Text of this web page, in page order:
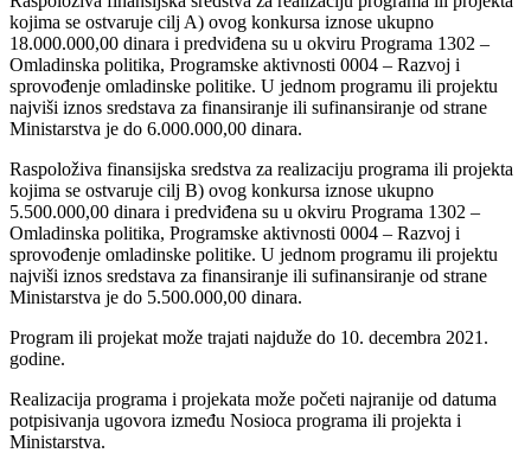
kojima se ostvaruje cilj A) ovog konkursa iznose ukupno
18.000.000,00 dinara i predviđena su u okviru Programa 1302 –
Omladinska politika, Programske aktivnosti 0004 – Razvoj i
sprovođenje omladinske politike. U jednom programu ili projektu
najviši iznos sredstava za finansiranje ili sufinansiranje od strane
Ministarstva je do 6.000.000,00 dinara.
Raspoloživa finansijska sredstva za realizaciju programa ili projekta
kojima se ostvaruje cilj B) ovog konkursa iznose ukupno
5.500.000,00 dinara i predviđena su u okviru Programa 1302 –
Omladinska politika, Programske aktivnosti 0004 – Razvoj i
sprovođenje omladinske politike. U jednom programu ili projektu
najviši iznos sredstava za finansiranje ili sufinansiranje od strane
Ministarstva je do 5.500.000,00 dinara.
Program ili projekat može trajati najduže do 10. decembra 2021.
godine.
Realizacija programa i projekata može početi najranije od datuma
potpisivanja ugovora između Nosioca programa ili projekta i
Ministarstva.